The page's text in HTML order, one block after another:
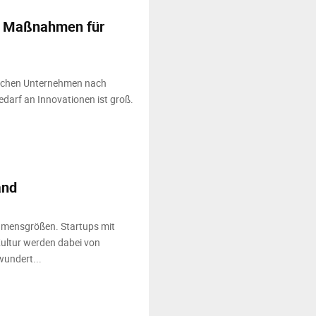
für
Unternehmen nach
an Innovationen ist groß.
Startups mit
werden dabei von